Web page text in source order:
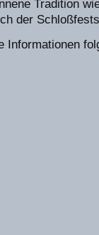
Tradition
der
Informationen